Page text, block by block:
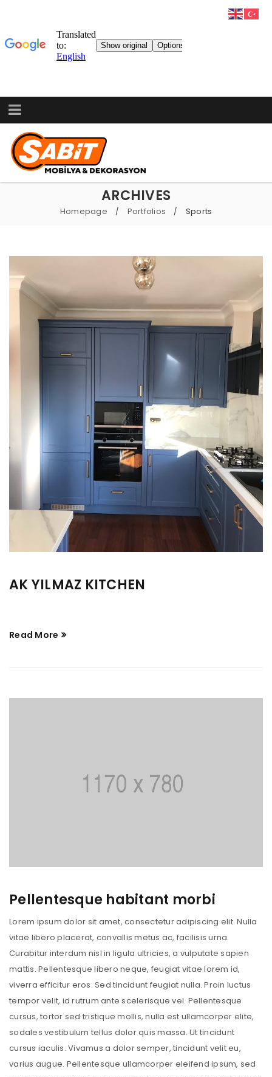
ARCHIVES
Homepage / Portfolios / Sports
AK YILMAZ KITCHEN
Read More
Pellentesque habitant morbi
Lorem ipsum dolor sit amet, consectetur adipiscing elit. Nulla
vitae libero placerat, convallis metus ac, facilisis urna.
Curabitur interdum nisl in ligula ultricies, a vulputate sapien
mattis. Pellentesque libero neque, feugiat vitae lorem id,
viverra efficitur eros. Sed tincidunt feugiat nulla. Proin luctus
tempor velit, id rutrum ante scelerisque vel. Pellentesque
cursus, tortor sed tristique mollis, nulla est ullamcorper elite,
sodales vestibulum tellus dolor quis massa. Ut tincidunt
cursus iaculis. Vivamus a dolor semper, tincidunt velit eu,
varius augue. Pellentesque ullamcorper eleifend ipsum, sed